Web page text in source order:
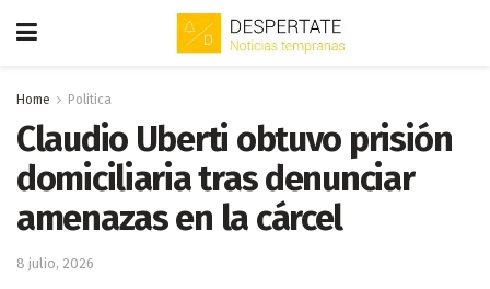
Home Politica
Claudio Uberti obtuvo prisión
domiciliaria tras denunciar
amenazas en la cárcel
8 julio, 2026